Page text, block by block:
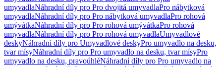
umyvadlaNáhradní díly pro Pro dvojitá umyvadlaPro nábytková
umyvadlaNáhradní díly pro Pro nábytková umyvadlaPro rohová
umývátkaNáhradní díly pro Pro rohová umývátkaPro rohová
umyvadlaNáhradní díly pro Pro rohová umyvadlaUmyvadlové
deskyNáhradní díly pro Umyvadlové deskyPro umyvadlo na desku,
tvar mísyNáhradní díly pro Pro umyvadlo na desku, tvar mísyPro
umyvadlo na desku, pravoúhléNáhradní díly pro Pro umyvadlo na